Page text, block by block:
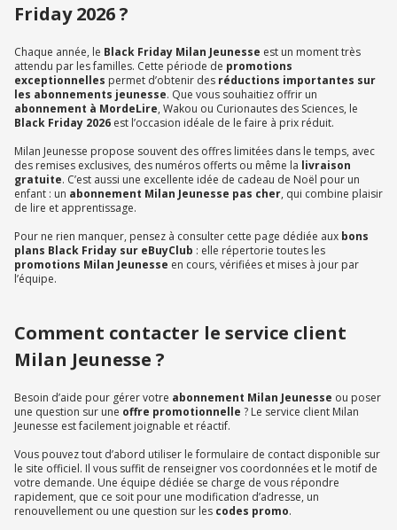
Friday 2026 ?
Chaque année, le Black Friday Milan Jeunesse est un moment très
attendu par les familles. Cette période de promotions
exceptionnelles permet d’obtenir des réductions importantes sur
les abonnements jeunesse. Que vous souhaitiez offrir un
abonnement à MordeLire, Wakou ou Curionautes des Sciences, le
Black Friday 2026 est l’occasion idéale de le faire à prix réduit.
Milan Jeunesse propose souvent des offres limitées dans le temps, avec
des remises exclusives, des numéros offerts ou même la livraison
gratuite. C’est aussi une excellente idée de cadeau de Noël pour un
enfant : un abonnement Milan Jeunesse pas cher, qui combine plaisir
de lire et apprentissage.
Pour ne rien manquer, pensez à consulter cette page dédiée aux bons
plans Black Friday sur eBuyClub : elle répertorie toutes les
promotions Milan Jeunesse en cours, vérifiées et mises à jour par
l’équipe.
Comment contacter le service client
Milan Jeunesse ?
Besoin d’aide pour gérer votre abonnement Milan Jeunesse ou poser
une question sur une offre promotionnelle ? Le service client Milan
Jeunesse est facilement joignable et réactif.
Vous pouvez tout d’abord utiliser le formulaire de contact disponible sur
le site officiel. Il vous suffit de renseigner vos coordonnées et le motif de
votre demande. Une équipe dédiée se charge de vous répondre
rapidement, que ce soit pour une modification d’adresse, un
renouvellement ou une question sur les codes promo.